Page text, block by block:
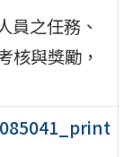
員之任務、
核與獎勵，